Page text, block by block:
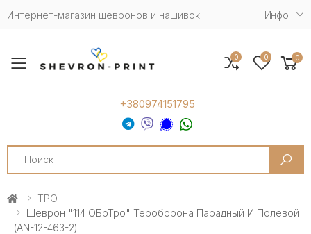
Интернет-магазин шевронов и нашивок Инфо
Toggle mobile menu
+380974151795
Search
0 0 0
ТРО
Шеврон "114 ОБрТро" Тероборона Парадный И Полевой
(AN-12-463-2)